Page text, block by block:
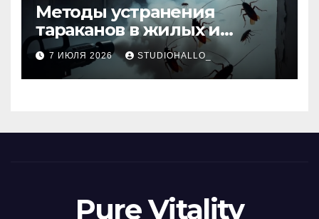
Методы устранения
тараканов в жилых и
нежилых помещениях
7 ИЮЛЯ 2026 STUDIOHALLO_
Pure Vitality